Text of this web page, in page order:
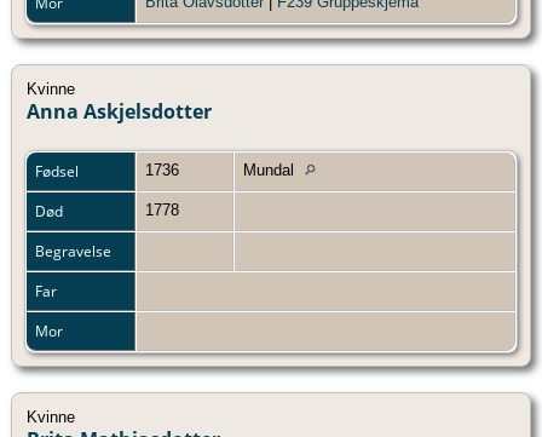
Kvinne
Anna Askjelsdotter
Fødsel 1736 Mundal
Død 1778
Begravelse
Far
Mor
Kvinne